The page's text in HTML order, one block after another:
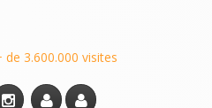
de 3.600.000 visites